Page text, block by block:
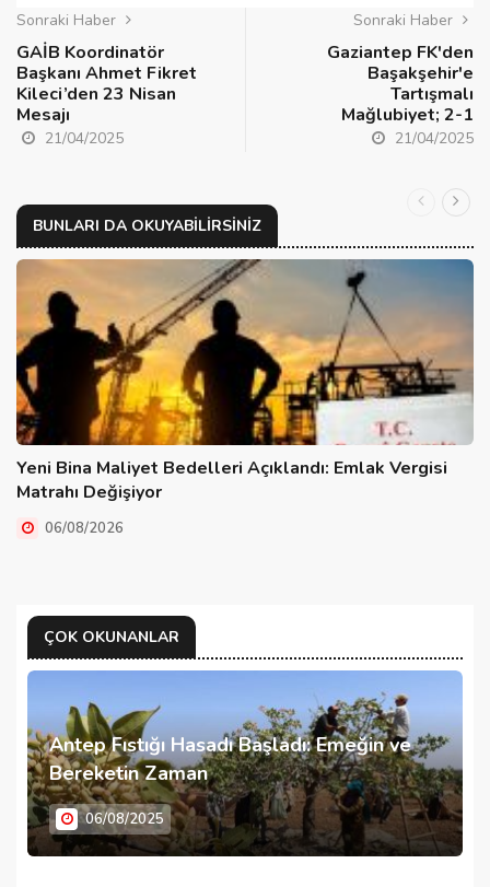
Sonraki Haber
GAİB Koordinatör
Başkanı Ahmet Fikret
Kileci’den 23 Nisan
Mesajı
21/04/2025
Sonraki Haber
Gaziantep FK'den
Başakşehir'e
Tartışmalı
Mağlubiyet; 2-1
21/04/2025
BUNLARI DA OKUYABILIRSINIZ
Yeni Bina Maliyet Bedelleri Açıklandı: Emlak Vergisi
Matrahı Değişiyor
06/08/2026
ÇOK OKUNANLAR
Antep Fıstığı Hasadı Başladı: Emeğin ve
Bereketin Zaman
06/08/2025